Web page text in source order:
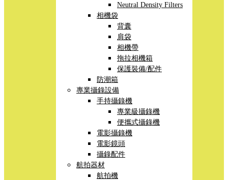
Neutral Density Filters
相機袋
背囊
肩袋
相機帶
拖拉相機箱
保護裝備/配件
防潮箱
專業攝錄設備
手持攝錄機
專業級攝錄機
便攜式攝錄機
電影攝錄機
電影鏡頭
攝錄配件
航拍器材
航拍機